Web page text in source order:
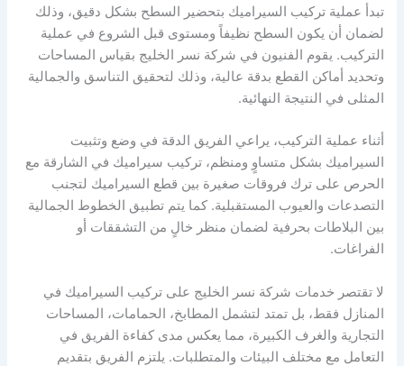
تبدأ عملية تركيب السيراميك بتحضير السطح بشكل دقيق، وذلك
لضمان أن يكون السطح نظيفاً ومستوى قبل الشروع في عملية
التركيب. يقوم الفنيون في شركة نسر الخليج بقياس المساحات
وتحديد أماكن القطع بدقة عالية، وذلك لتحقيق التناسق والجمالية
المثلى في النتيجة النهائية.
أثناء عملية التركيب، يراعي الفريق الدقة في وضع وتثبيت
السيراميك بشكل متساوٍ ومنظم، تركيب سيراميك في الشارقة مع
الحرص على ترك فروقات صغيرة بين قطع السيراميك لتجنب
التصدعات والعيوب المستقبلية. كما يتم تطبيق الخطوط الجمالية
بين البلاطات بحرفية لضمان منظر خالٍ من التشققات أو
الفراغات.
لا تقتصر خدمات شركة نسر الخليج على تركيب السيراميك في
المنازل فقط، بل تمتد لتشمل المطابخ، الحمامات، المساحات
التجارية والغرف الكبيرة، مما يعكس مدى كفاءة الفريق في
التعامل مع مختلف البيئات والمتطلبات. يلتزم الفريق بتقديم